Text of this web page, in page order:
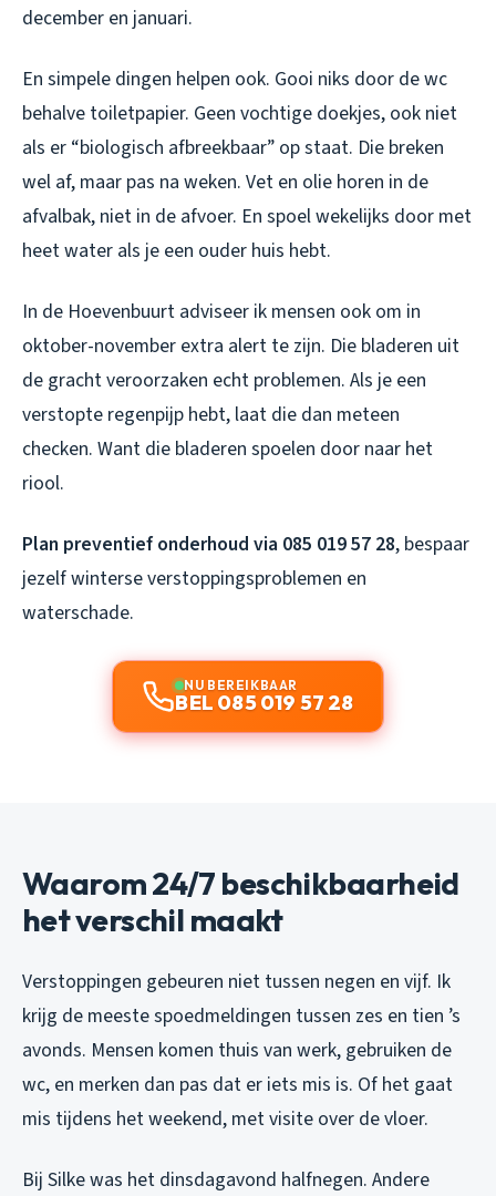
december en januari.
En simpele dingen helpen ook. Gooi niks door de wc
behalve toiletpapier. Geen vochtige doekjes, ook niet
als er “biologisch afbreekbaar” op staat. Die breken
wel af, maar pas na weken. Vet en olie horen in de
afvalbak, niet in de afvoer. En spoel wekelijks door met
heet water als je een ouder huis hebt.
In de Hoevenbuurt adviseer ik mensen ook om in
oktober-november extra alert te zijn. Die bladeren uit
de gracht veroorzaken echt problemen. Als je een
verstopte regenpijp hebt, laat die dan meteen
checken. Want die bladeren spoelen door naar het
riool.
Plan preventief onderhoud via 085 019 57 28, bespaar
jezelf winterse verstoppingsproblemen en
waterschade.
NU BEREIKBAAR
BEL 085 019 57 28
Waarom 24/7 beschikbaarheid
het verschil maakt
Verstoppingen gebeuren niet tussen negen en vijf. Ik
krijg de meeste spoedmeldingen tussen zes en tien ’s
avonds. Mensen komen thuis van werk, gebruiken de
wc, en merken dan pas dat er iets mis is. Of het gaat
mis tijdens het weekend, met visite over de vloer.
Bij Silke was het dinsdagavond halfnegen. Andere